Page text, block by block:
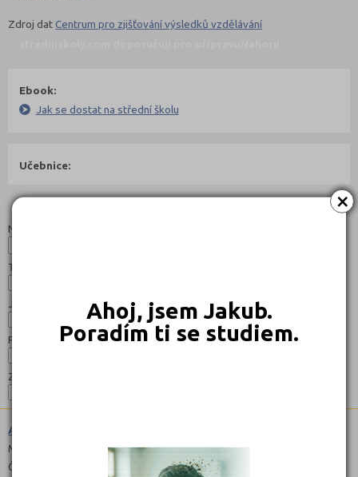
×
Ahoj, jsem Jakub.
Poradím ti se studiem.
Zdroj datCentrum pro zjišťování výsledků vzdělávání
Ebook:
Jak se dostat na střední školu
Učebnice:
Název:
Typ:
Jazyk:
Forma:
Zaměření:
Agropodnikání (4141M01)
Maturitní
Čeština